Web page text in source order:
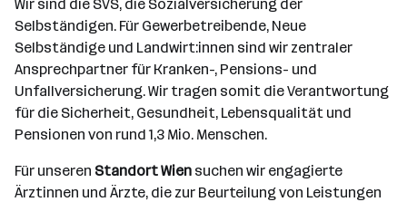
Wir sind die SVS, die Sozialversicherung der
Selbständigen. Für Gewerbetreibende, Neue
Selbständige und Landwirt:innen sind wir zentraler
Ansprechpartner für Kranken-, Pensions- und
Unfallversicherung. Wir tragen somit die Verantwortung
für die Sicherheit, Gesundheit, Lebensqualität und
Pensionen von rund 1,3 Mio. Menschen.
Für unseren Standort Wien suchen wir engagierte
Ärztinnen und Ärzte, die zur Beurteilung von Leistungen